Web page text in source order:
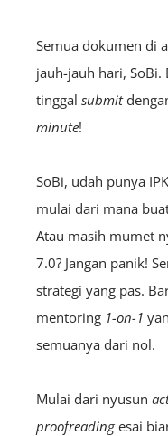
Semua dokumen di
jauh-jauh hari,
tinggal submit
minute!
SoBi, udah punya
mulai dari mana
Atau masih mumet
7.0? Jangan panik!
strategi yang pas.
mentoring 1-on-1
semuanya dari nol.
Mulai dari nyusun
proofreadingesai